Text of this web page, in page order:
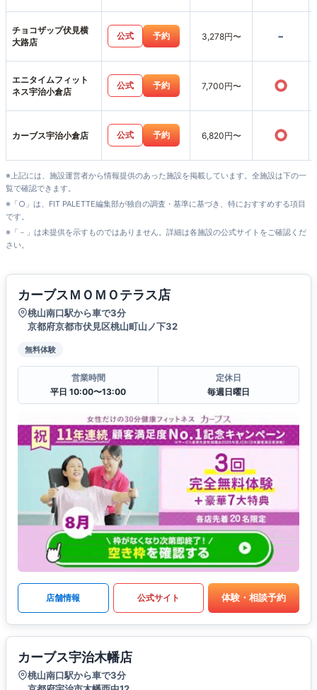
チョコザップ伏見横
大路店
公式 予約 3,278円〜 -
エニタイムフィット
ネス宇治小倉店
公式 予約 7,700円〜 ○
カーブス宇治小倉店 公式 予約 6,820円〜 ○
※上記には、施設運営者から情報提供のあった施設を掲載しています。全施設は下の一
覧で確認できます。
※「○」は、FIT PALETTE編集部が独自の調査・基準に基づき、特におすすめする項目
です。
※「－」は未提供を示すものではありません。詳細は各施設の公式サイトをご確認くだ
さい。
カーブスＭＯＭＯテラス店
桃山南口駅から車で3分
京都府京都市伏見区桃山町山ノ下32
無料体験
営業時間
平日 10:00〜13:00
定休日
毎週日曜日
店舗情報 公式サイト 体験・相談予約
カーブス宇治木幡店
桃山南口駅から車で3分